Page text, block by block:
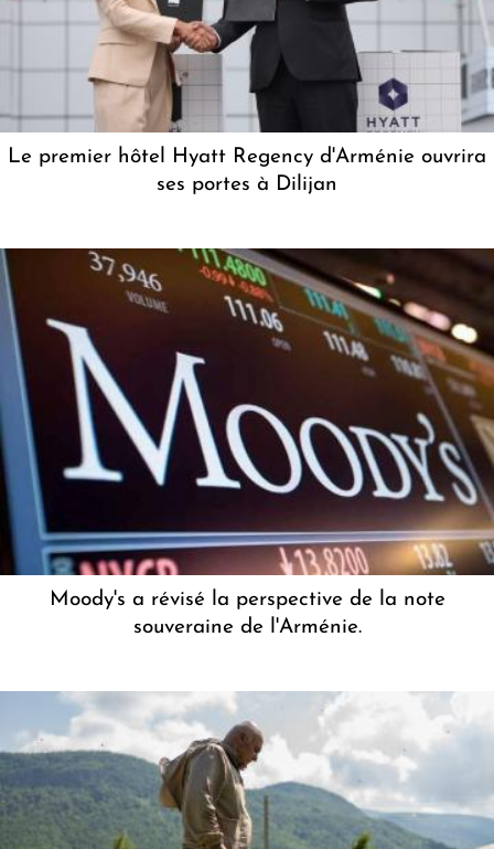
Le premier hôtel Hyatt Regency d'Arménie ouvrira
ses portes à Dilijan
Moody's a révisé la perspective de la note
souveraine de l'Arménie.